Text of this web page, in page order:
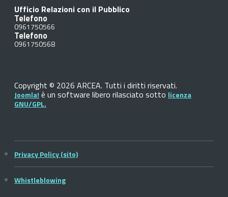
Ufficio Relazioni con il Pubblico
Telefono
0961750566
Telefono
0961750568
Copyright © 2026 ARCEA. Tutti i diritti riservati.
Joomla! è un software libero rilasciato sotto licenza
GNU/GPL.
Privacy Policy (sito)
Whistleblowing